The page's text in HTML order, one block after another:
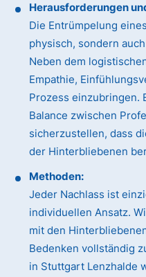
Herausforderungen
Die Entrümpelung
physisch, sondern
Neben dem
Empathie,
Prozess einzubringen.
Balance zwischen
sicherzustellen, dass
der Hinterbliebenen
Methoden:
Jeder Nachlass ist
individuellen Ansatz.
mit den
Bedenken vollständig
in Stuttgart Lenzhalde